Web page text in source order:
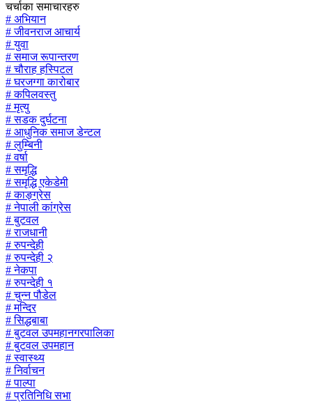
चर्चाका समाचारहरु
# अभियान
# जीवनराज आचार्य
# युवा
# समाज रूपान्तरण
# चौराह हस्पिटल
# घरजग्गा कारोबार
# कपिलवस्तु
# मृत्यु
# सडक दुर्घटना
# आधुनिक समाज डेन्टल
# लुम्बिनी
# वर्षा
# समृद्धि
# समृद्धि एकेडेमी
# काङ्ग्रेस
# नेपाली कांग्रेस
# बुटवल
# राजधानी
# रुपन्देही
# रुपन्देही २
# नेकपा
# रुपन्देही १
# चुन्न पौडेल
# मन्दिर
# सिद्धबाबा
# बुटवल उपमहानगरपालिका
# बुटवल उपमहान
# स्वास्थ्य
# निर्वाचन
# पाल्पा
# प्रतिनिधि सभा